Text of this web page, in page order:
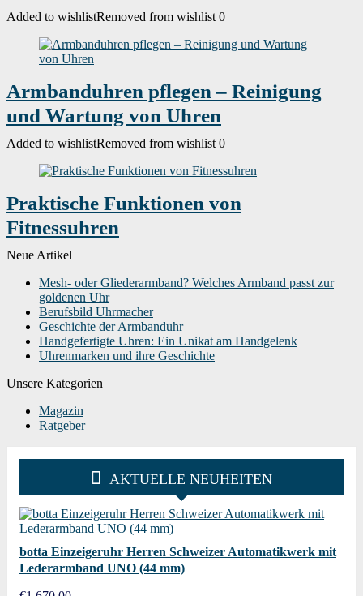
Added to wishlistRemoved from wishlist 0
Armbanduhren pflegen – Reinigung
und Wartung von Uhren
Added to wishlistRemoved from wishlist 0
Praktische Funktionen von
Fitnessuhren
Neue Artikel
Mesh- oder Gliederarmband? Welches Armband passt zur
goldenen Uhr
Berufsbild Uhrmacher
Geschichte der Armbanduhr
Handgefertigte Uhren: Ein Unikat am Handgelenk
Uhrenmarken und ihre Geschichte
Unsere Kategorien
Magazin
Ratgeber
AKTUELLE NEUHEITEN
botta Einzeigeruhr Herren Schweizer Automatikwerk mit
Lederarmband UNO (44 mm)